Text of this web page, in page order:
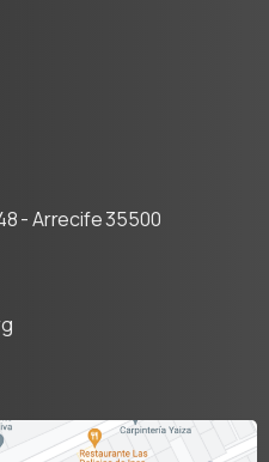
- Arrecife 35500